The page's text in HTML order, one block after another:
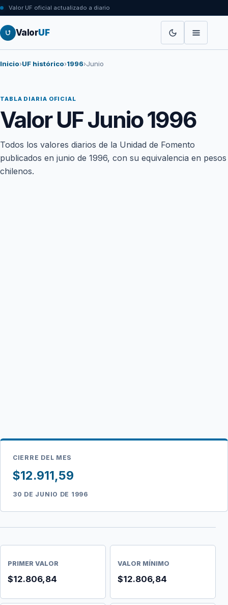
Valor UF oficial actualizado a diario
ValorUF
Inicio›UF histórico›1996›Junio
TABLA DIARIA OFICIAL
Valor UF Junio 1996
Todos los valores diarios de la Unidad de Fomento
publicados en junio de 1996, con su equivalencia en pesos
chilenos.
CIERRE DEL MES
$12.911,59
30 DE JUNIO DE 1996
PRIMER VALOR
$12.806,84
VALOR MÍNIMO
$12.806,84